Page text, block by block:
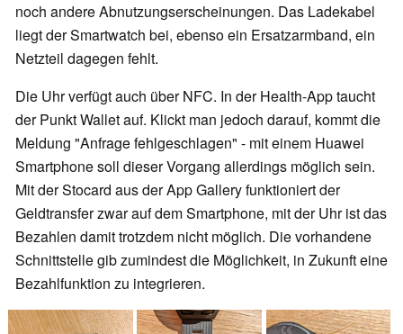
noch andere Abnutzungserscheinungen. Das Ladekabel
liegt der Smartwatch bei, ebenso ein Ersatzarmband, ein
Netzteil dagegen fehlt.
Die Uhr verfügt auch über NFC. In der Health-App taucht
der Punkt Wallet auf. Klickt man jedoch darauf, kommt die
Meldung "Anfrage fehlgeschlagen" - mit einem Huawei
Smartphone soll dieser Vorgang allerdings möglich sein.
Mit der Stocard aus der App Gallery funktioniert der
Geldtransfer zwar auf dem Smartphone, mit der Uhr ist das
Bezahlen damit trotzdem nicht möglich. Die vorhandene
Schnittstelle gib zumindest die Möglichkeit, in Zukunft eine
Bezahlfunktion zu integrieren.